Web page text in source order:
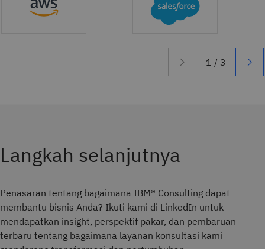
Langkah selanjutnya
Penasaran tentang bagaimana IBM® Consulting dapat
membantu bisnis Anda? Ikuti kami di LinkedIn untuk
mendapatkan insight, perspektif pakar, dan pembaruan
terbaru tentang bagaimana layanan konsultasi kami